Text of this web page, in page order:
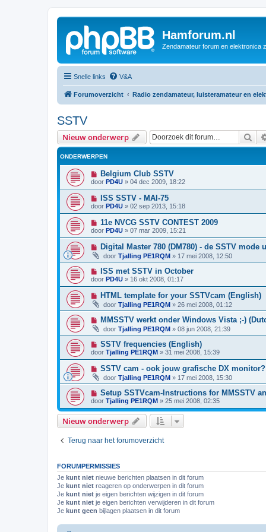
Hamforum.nl
Zendamateur forum en elektronica
Snelle links V&A
Forumoverzicht Radio zendamateur, luisteramateur en
SSTV
Nieuw onderwerp
ONDERWERPEN
Belgium Club SSTV
door PD4U » 04 dec 2009, 18:22
ISS SSTV - MAI-75
door PD4U » 02 sep 2013, 15:18
11e NVCG SSTV CONTEST 2009
door PD4U » 07 mar 2009, 15:21
Digital Master 780 (DM780) - de SSTV mode
door Tjalling PE1RQM » 17 mei 2008, 12:50
ISS met SSTV in October
door PD4U » 16 okt 2008, 01:17
HTML template for your SSTVcam (English)
door Tjalling PE1RQM » 26 mei 2008, 01:12
MMSSTV werkt onder Windows Vista ;-)
door Tjalling PE1RQM » 08 jun 2008, 21:39
SSTV frequencies (English)
door Tjalling PE1RQM » 31 mei 2008, 15:39
SSTV cam - ook jouw grafische DX
door Tjalling PE1RQM » 17 mei 2008, 15:30
Setup SSTVcam-Instructions for MMSSTV
door Tjalling PE1RQM » 25 mei 2008, 02:35
Nieuw onderwerp
Terug naar het forumoverzicht
FORUMPERMISSIES
Je kunt niet nieuwe berichten plaatsen in dit forum
Je kunt niet reageren op onderwerpen in dit forum
Je kunt niet je eigen berichten wijzigen in dit forum
Je kunt niet je eigen berichten verwijderen in dit forum
Je kunt geen bijlagen plaatsen in dit forum